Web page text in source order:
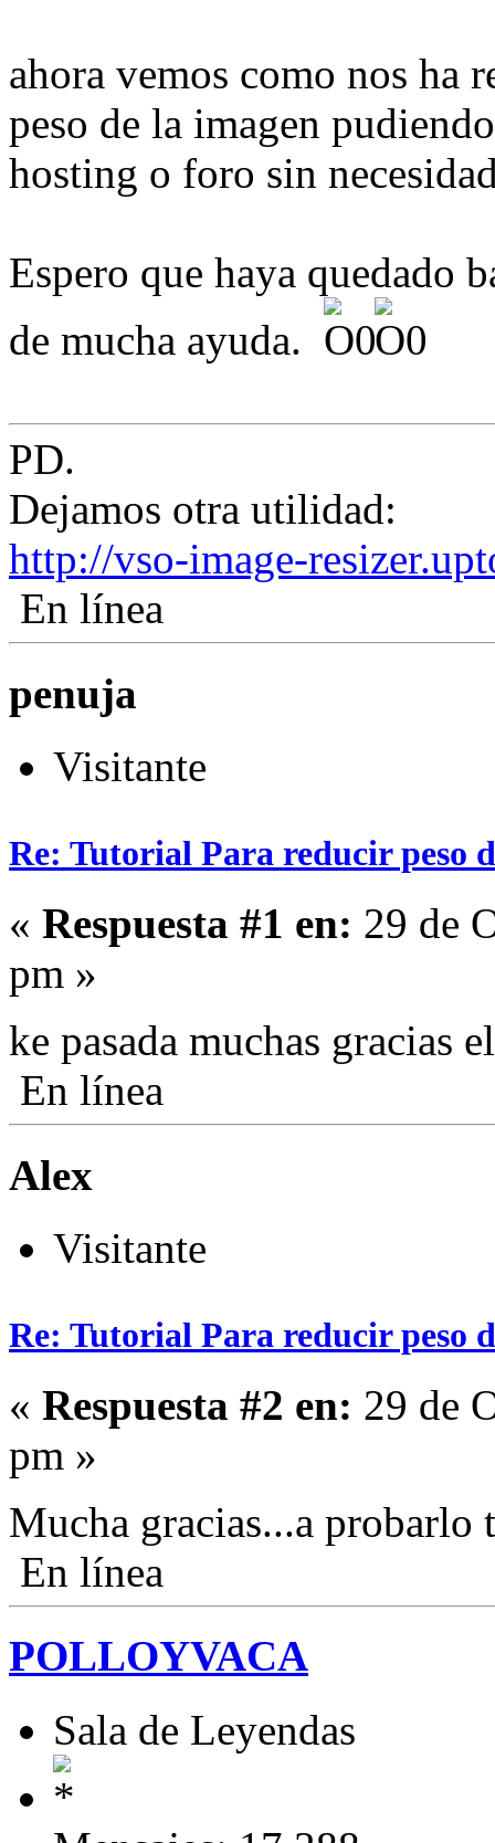
ahora vemos como nos ha
peso de la imagen
hosting o foro sin
Espero que haya quedado
de mucha ayuda.
PD.
Dejamos otra utilidad:
http://vso-image-
En línea
penuja
Visitante
Re: Tutorial Para reducir peso
« Respuesta #1 en: 29 de
pm »
ke pasada muchas gracias
En línea
Alex
Visitante
Re: Tutorial Para reducir peso
« Respuesta #2 en: 29 de
pm »
Mucha gracias...a probarlo
En línea
POLLOYVACA
Sala de Leyendas